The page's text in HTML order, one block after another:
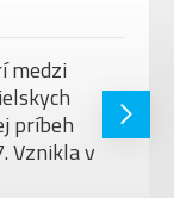
medzi
príbeh
Vznikla v